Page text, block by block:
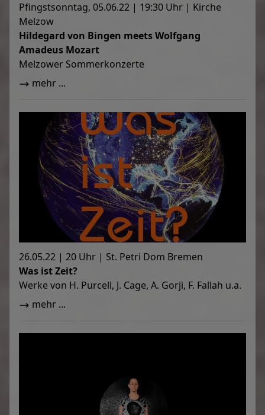
Pfingstsonntag, 05.06.22 | 19:30 Uhr | Kirche
Melzow
Hildegard von Bingen meets Wolfgang
Amadeus Mozart
Melzower Sommerkonzerte
mehr ...
26.05.22 | 20 Uhr | St. Petri Dom Bremen
Was ist Zeit?
Werke von H. Purcell, J. Cage, A. Gorji, F. Fallah u.a.
mehr ...